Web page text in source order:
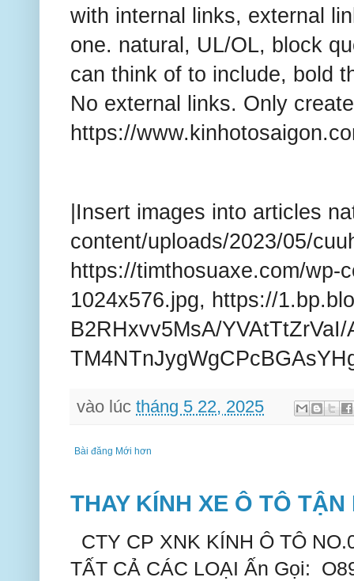
with internal links, external
one. natural, UL/OL, block
can think of to include, bold
No external links. Only
https://
|Insert images into articles
content/uploads/2023/05/
https://timthosuaxe.com/wp-
1024x576.jpg, https://
B2RHxvv5MsA/
vào lúctháng 5 22, 2025
Bài đăng Mới hơn
THAY KÍNH XE Ô TÔ
CTY CP XNK KÍNH Ô TÔ
TẤT CẢ CÁC LOẠI Ấn Gọi: